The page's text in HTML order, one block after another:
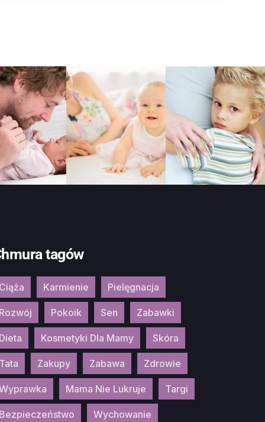
tagów
Karmienie Pielęgnacja
Pokoik Sen Zabawki
Kosmetyki Dla Mamy Skóra
Zakupy Zabawa Zdrowie
Mama Nie Lukruje Targi
Wychowanie